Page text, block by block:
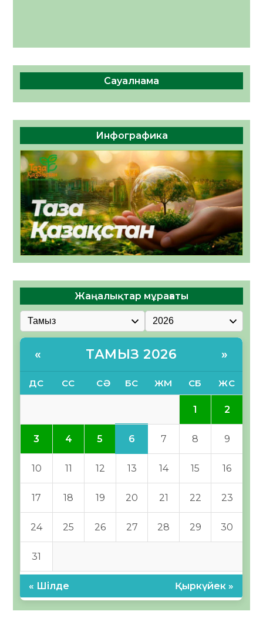
Сауалнама
Инфографика
Жаңалықтар мұрағаты
« ТАМЫЗ 2026 »
ДС СС СӘ БС ЖМ СБ ЖС
1 2
3 4 5 6 7 8 9
10 11 12 13 14 15 16
17 18 19 20 21 22 23
24 25 26 27 28 29 30
31
« Шілде Қыркүйек »